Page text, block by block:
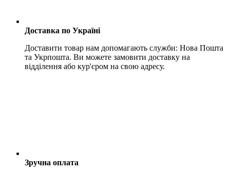
Доставка по Україні
Доставити товар нам допомагають служби: Нова Пошта
та Укрпошта. Ви можете замовити доставку на
відділення або кур'єром на свою адресу.
Зручна оплата